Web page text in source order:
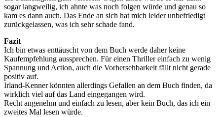
sogar langweilig, ich ahnte was noch folgen würde und genau so
kam es dann auch. Das Ende an sich hat mich leider unbefriedigt
zurückgelassen, was ich sehr schade fand.
Fazit
Ich bin etwas enttäuscht von dem Buch werde daher keine
Kaufempfehlung aussprechen. Für einen Thriller einfach zu wenig
Spannung und Action, auch die Vorhersehbarkeit fällt nicht gerade
positiv auf.
Irland-Kenner könnten allerdings Gefallen an dem Buch finden, da
wirklich viel auf das Land eingegangen wird.
Recht angenehm und einfach zu lesen, aber kein Buch, das ich ein
zweites Mal lesen würde.